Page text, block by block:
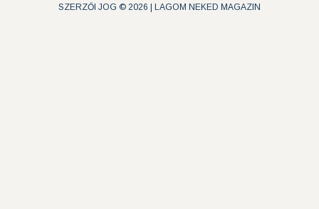
SZERZŐI JOG © 2026 | LAGOM NEKED MAGAZIN